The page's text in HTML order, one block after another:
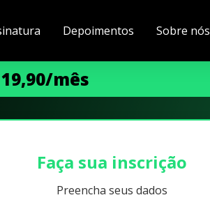
Depoimentos Sobre nós
mês
Faça sua inscrição
Preencha seus dados